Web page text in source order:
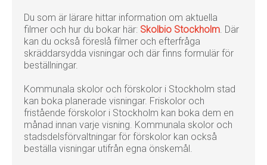
Du som är lärare hittar information om aktuella
filmer och hur du bokar här: Skolbio Stockholm. Där
kan du också föreslå filmer och efterfråga
skräddarsydda visningar och där finns formulär för
beställningar.
Kommunala skolor och förskolor i Stockholm stad
kan boka planerade visningar. Friskolor och
fristående förskolor i Stockholm kan boka dem en
månad innan varje visning. Kommunala skolor och
stadsdelsförvaltningar för förskolor kan också
beställa visningar utifrån egna önskemål.